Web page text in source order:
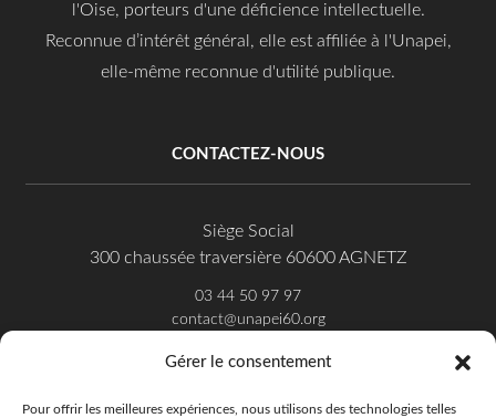
Gérer le consentement
Pour offrir les meilleures expériences, nous utilisons des technologies telles
l'Oise, porteurs d'une déficience intellectuelle.
Reconnue d’intérêt général, elle est affiliée à l'Unapei,
elle-même reconnue d'utilité publique.
CONTACTEZ-NOUS
Siège Social
300 chaussée traversière 60600 AGNETZ
03 44 50 97 97
contact@unapei60.org